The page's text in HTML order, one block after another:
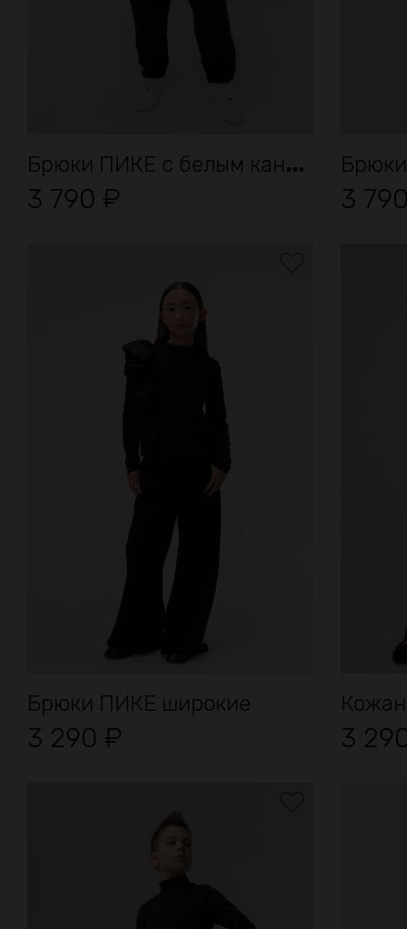
Б
рюки ПИКЕ с белым кантом
3 790 ₽ 3
Брюки ПИКЕ широкие
3 290 ₽ 3